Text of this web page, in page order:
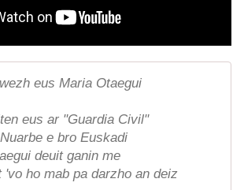
eus Maria Otaegui
eus ar "Guardia Civil"
e bro Euskadi
deuit ganin me
'vo ho mab pa darzho an deiz